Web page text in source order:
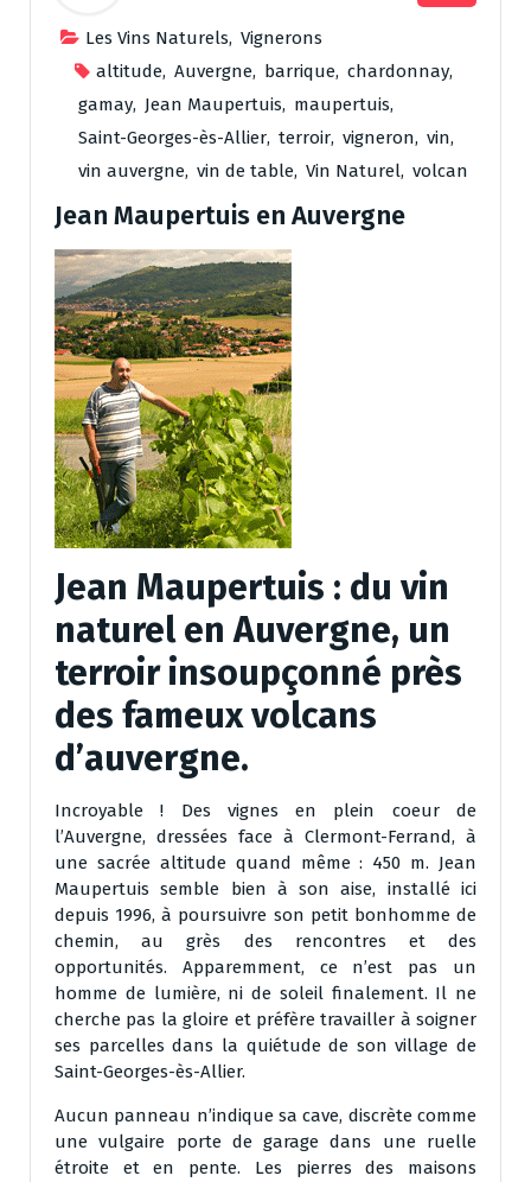
Les Vins Naturels, Vignerons
altitude, Auvergne, barrique, chardonnay,
gamay, Jean Maupertuis, maupertuis,
Saint-Georges-ès-Allier, terroir, vigneron, vin,
vin auvergne, vin de table, Vin Naturel, volcan
Jean Maupertuis en Auvergne
Jean Maupertuis : du vin
naturel en Auvergne, un
terroir insoupçonné près
des fameux volcans
d’auvergne.
Incroyable ! Des vignes en plein coeur de
l’Auvergne, dressées face à Clermont-Ferrand, à
une sacrée altitude quand même : 450 m. Jean
Maupertuis semble bien à son aise, installé ici
depuis 1996, à poursuivre son petit bonhomme de
chemin, au grès des rencontres et des
opportunités. Apparemment, ce n’est pas un
homme de lumière, ni de soleil finalement. Il ne
cherche pas la gloire et préfère travailler à soigner
ses parcelles dans la quiétude de son village de
Saint-Georges-ès-Allier.
Aucun panneau n’indique sa cave, discrète comme
une vulgaire porte de garage dans une ruelle
étroite et en pente. Les pierres des maisons